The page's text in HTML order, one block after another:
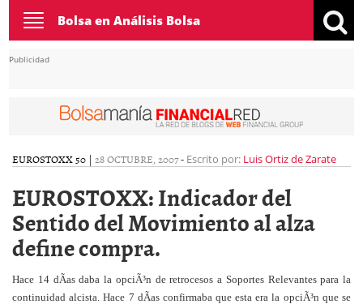
Toggle
navigation
Bolsa en Análisis Bolsa
Publicidad
EUROSTOXX 50 | 28 OCTUBRE, 2007- Escrito por: Luis Ortiz de Zarate
EUROSTOXX: Indicador del
Sentido del Movimiento al alza
define compra.
Hace 14 dÃ­as daba la opciÃ³n de retrocesos a Soportes Relevantes para la
continuidad alcista. Hace 7 dÃ­as confirmaba que esta era la opciÃ³n que se